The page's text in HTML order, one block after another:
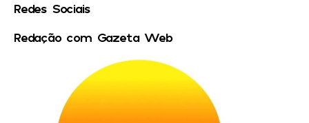
Redes Sociais
Redação com Gazeta Web